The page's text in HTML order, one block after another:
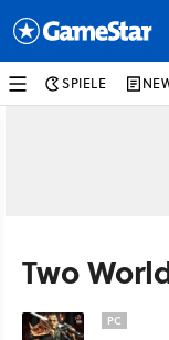
SPIELE
Two
PC